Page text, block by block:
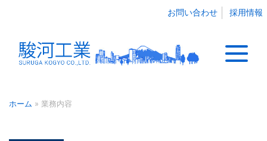
お問い合わせ 採用情報
ホーム » 業務内容